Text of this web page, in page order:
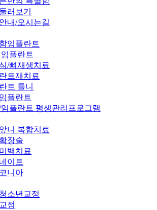
러보기
내/오시는길
임플란트
플란트
/뼈재생치료
트재치료
트 틀니
플란트
플란트 평생관리프로그램
니 복합치료
장술
백치료
이트
니아
소년교정
정